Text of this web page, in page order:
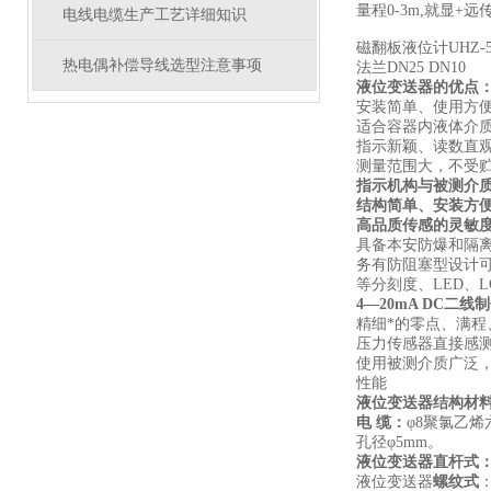
电线电缆生产工艺详细知识
热电偶补偿导线选型注意事项
量程0-3m,就显+远
磁翻板液位计UHZ-
法兰DN25 DN10
液位变送器的优点
安装简单、使用方
适合容器内液体介
指示新颖、读数直
测量范围大，不受
指示机构与被测介
结构简单、安装方
高品质传感的灵敏
具备本安防爆和隔
务有防阻塞型设计
等分刻度、LED、
4—20mA DC二线
精细*的零点、满程
压力传感器直接感
使用被测介质广泛
性能
液位变送器结构材
电 缆： φ8聚氯乙烯
孔径φ5mm。
液位变送器直杆式
液位变送器螺纹式